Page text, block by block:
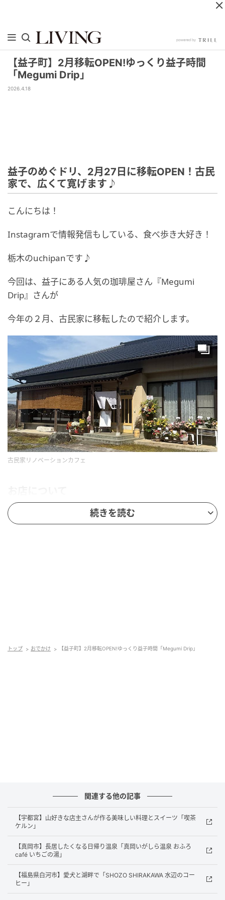
【益子町】2月移転OPEN!ゆっくり益子時間
「Megumi Drip」
2026.4.18
益子のめぐドリ、2月27日に移転OPEN！古民
家で、広くて寛げます♪
こんにちは！
Instagramで情報発信もしている、食べ歩き大好き！
栃木のuchipanです♪
今回は、益子にある人気の珈琲屋さん『Megumi
Drip』さんが
今年の２月、古民家に移転したので紹介します。
古民家リノベーションカフェ
店主さんは、SCAJアドバンス・コーヒーマイスター！
胸に光るSCAJアドバンス・コーヒーマイスター
続きを読む
トップ おでかけ 【益子町】2月移転OPEN!ゆっくり益子時間「Megumi Drip」
関連する他の記事
【宇都宮】山好きな店主さんが作る美味しい料理とスイーツ「喫茶
ケルン」
【真岡市】長居したくなる日帰り温泉「真岡いがしら温泉 おふろ
café いちごの湯」
【福島県白河市】愛犬と湖畔で「SHOZO SHIRAKAWA 水辺のコー
ヒー」